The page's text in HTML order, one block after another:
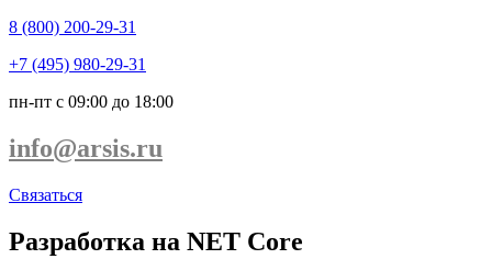
8 (800) 200-29-31
+7 (495) 980-29-31
пн-пт с 09:00 до 18:00
info@arsis.ru
Связаться
Разработка на NET Core